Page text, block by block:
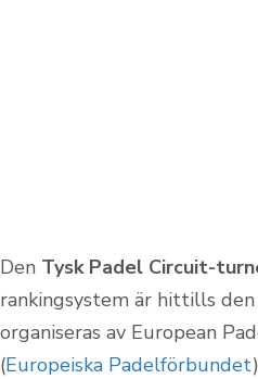
Den Tysk Padel Circuit-
rankingsystem är hittills
organiseras av European
(Europeiska Padelförbundet